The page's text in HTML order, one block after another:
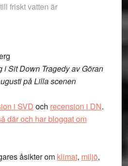
friskt vatten är
i Sit Down Tragedy av Göran
på Lilla scenen
i SVD och recension i DN.
där och har bloggat om
åsikter om klimat, miljö,